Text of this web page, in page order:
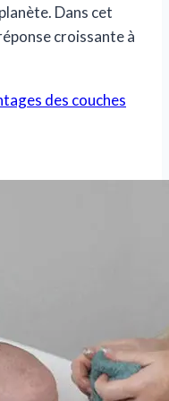
Dans cet
croissante à
des couches